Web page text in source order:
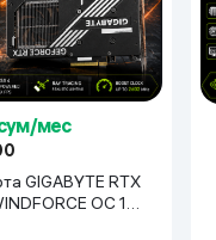
мес
GIGABYTE RTX
OC 16